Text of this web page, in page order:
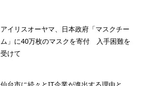
アイリスオーヤマ、日本政府「マスクチー
ム」に40万枚のマスクを寄付 入手困難を
受けて